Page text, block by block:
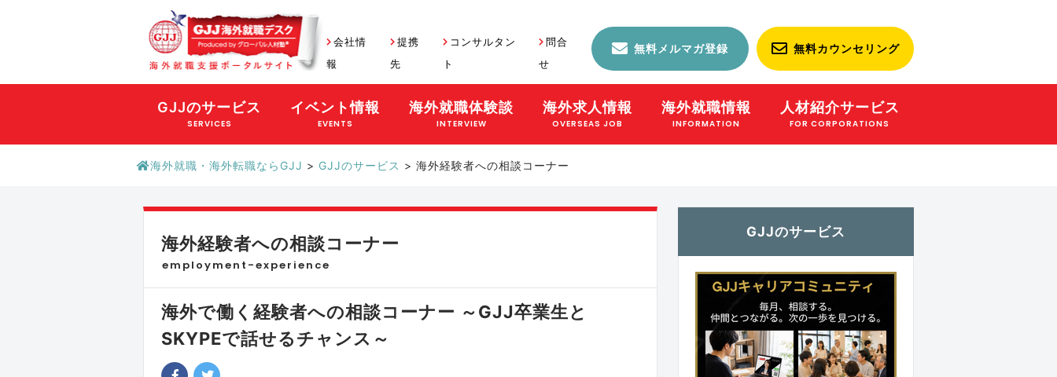
会社情
報
提携
先
コンサルタン
ト
問合
せ
無料メルマガ登録 無料カウンセリング
GJJのサービス
SERVICES
イベント情報
EVENTS
海外就職体験談
INTERVIEW
海外求人情報
OVERSEAS JOB
海外就職情報
INFORMATION
人材紹介サービス
FOR CORPORATIONS
海外就職・海外転職ならGJJ > GJJのサービス > 海外経験者への相談コーナー
海外経験者への相談コーナー
employment-experience
海外で働く経験者への相談コーナー ～GJJ卒業生と
SKYPEで話せるチャンス～
GJJのサービス